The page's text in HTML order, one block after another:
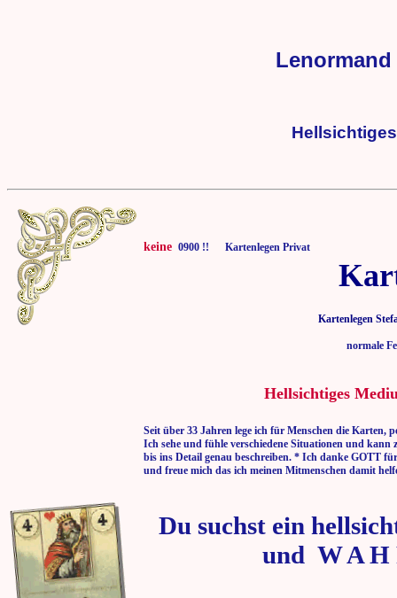
keine 0900 !! Kartenlegen Privat
Kartenlegen
normale
Hellsichtiges
Seit über 33 Jahren lege ich für Menschen die Karten,
Ich sehe und fühle verschiedene Situationen und kann
bis ins Detail genau beschreiben. * Ich danke GOTT
und freue mich das ich meinen Mitmenschen damit
Du suchst ein
und W A H